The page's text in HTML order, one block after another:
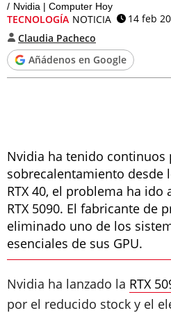
Nvidia | Computer Hoy
TECNOLOGÍA NOTICIA
14 feb
Claudia Pacheco
Añádenos en Google
Nvidia ha tenido continuos
sobrecalentamiento desde
RTX 40, el problema ha ido
RTX 5090. El fabricante de
eliminado uno de los
esenciales de sus GPU.
Nvidia ha lanzado la RTX
por el reducido stock y el